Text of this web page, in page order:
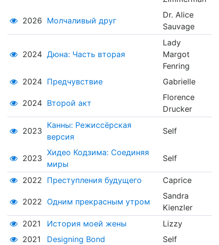
2026 Молчаливый друг
Dr. Alice
Sauvage
2024 Дюна: Часть вторая
Lady
Margot
Fenring
2024 Предчувствие Gabrielle
2024 Второй акт
Florence
Drucker
2023
Канны: Режиссёрская
версия
Self
2023
Хидео Кодзима: Соединяя
миры
Self
2022 Преступления будущего Caprice
2022 Одним прекрасным утром
Sandra
Kienzler
2021
История моей жены
Lizzy
2021
Designing Bond Self